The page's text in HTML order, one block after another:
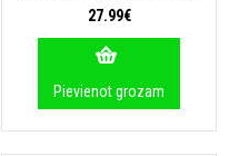
27.99€
Pievienot grozam